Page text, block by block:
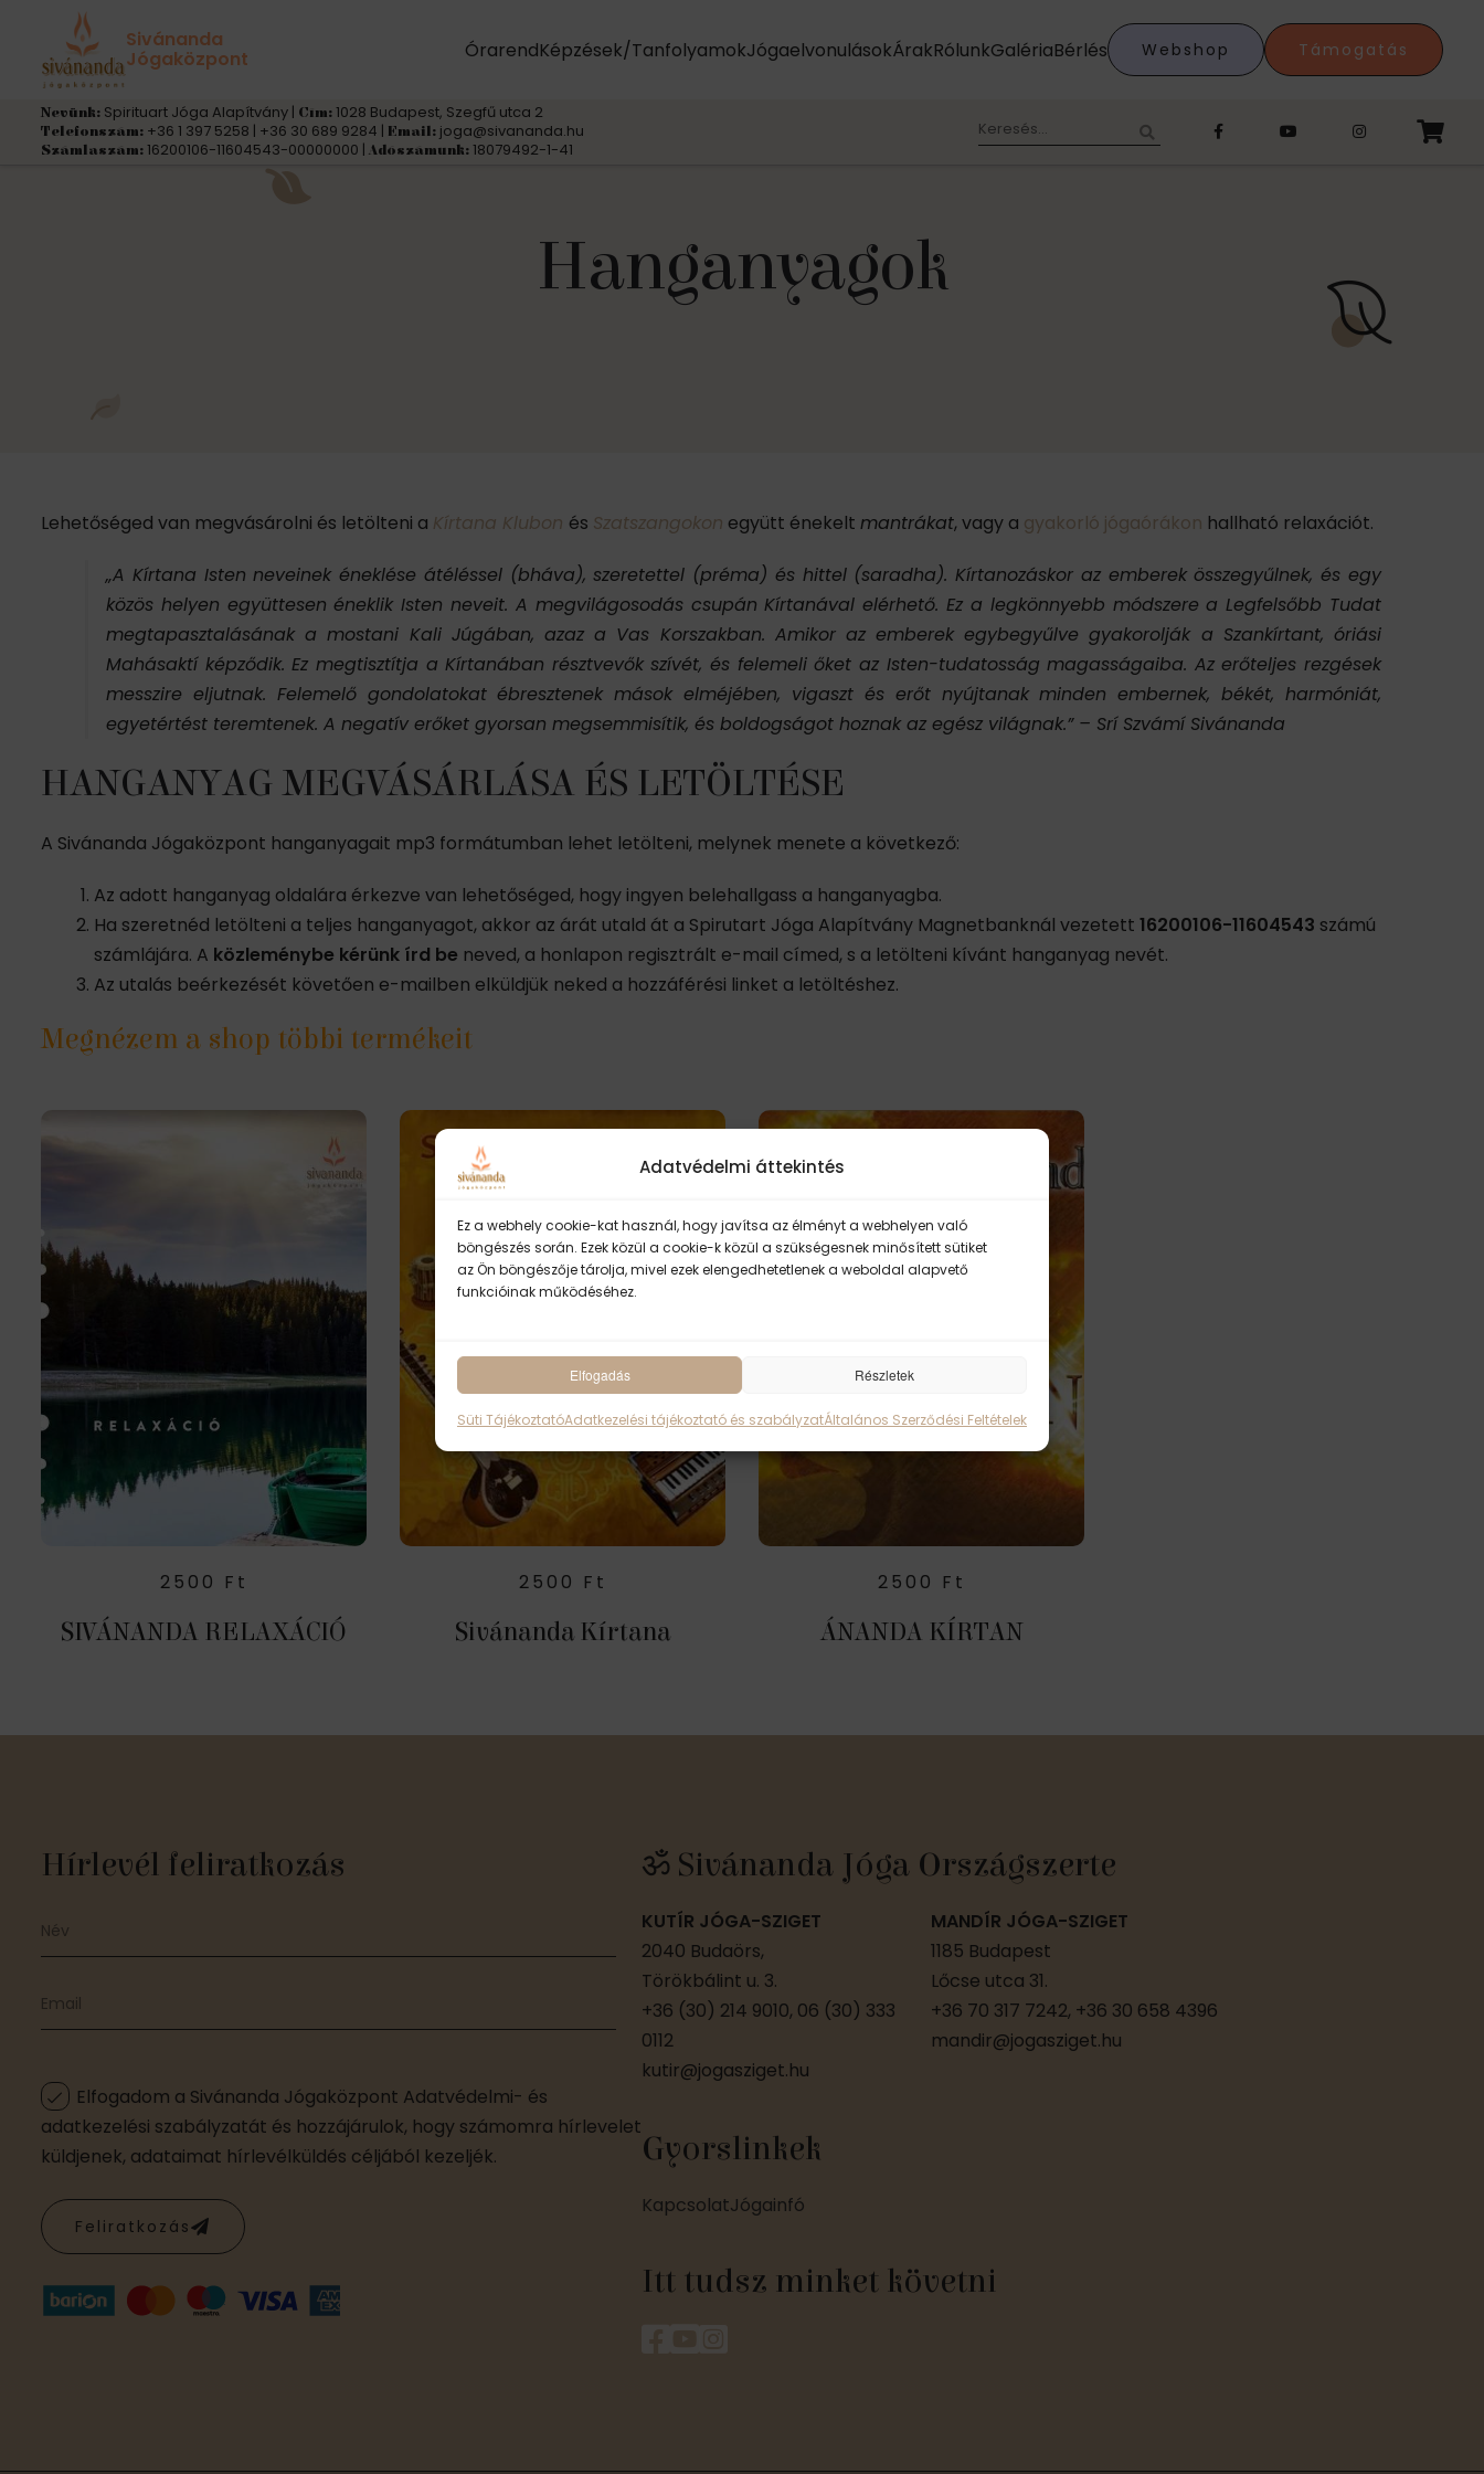
Adatvédelmi áttekintés
Ez a webhely cookie-kat használ, hogy javítsa az élményt a webhelyen való
böngészés során. Ezek közül a cookie-k közül a szükségesnek minősített sütiket
az Ön böngészője tárolja, mivel ezek elengedhetetlenek a weboldal alapvető
funkcióinak működéséhez.
Elfogadás Részletek
Süti TájékoztatóAdatkezelési tájékoztató és szabályzatÁltalános Szerződési Feltételek
Sivánanda
Jógaközpont ÓrarendKépzések/TanfolyamokJógaelvonulásokÁrakRólunkGalériaBérlés Webshop Támogatás
Nevünk: Spirituart Jóga Alapítvány | Cím: 1028 Budapest, Szegfű utca 2
Telefonszám: +36 1 397 5258 | +36 30 689 9284 | Email: joga@sivananda.hu
Számlaszám: 16200106-11604543-00000000 | Adószámunk: 18079492-1-41
Keresés:
Hanganyagok
Lehetőséged van megvásárolni és letölteni a Kírtana Klubon és Szatszangokon együtt énekelt mantrákat, vagy a gyakorló jógaórákon hallható relaxációt.
„A Kírtana Isten neveinek éneklése átéléssel (bháva), szeretettel (préma) és hittel (saradha). Kírtanozáskor az emberek összegyűlnek, és egy
közös helyen együttesen éneklik Isten neveit. A megvilágosodás csupán Kírtanával elérhető. Ez a legkönnyebb módszere a Legfelsőbb Tudat
megtapasztalásának a mostani Kali Júgában, azaz a Vas Korszakban. Amikor az emberek egybegyűlve gyakorolják a Szankírtant, óriási
Mahásaktí képződik. Ez megtisztítja a Kírtanában résztvevők szívét, és felemeli őket az Isten-tudatosság magasságaiba. Az erőteljes rezgések
messzire eljutnak. Felemelő gondolatokat ébresztenek mások elméjében, vigaszt és erőt nyújtanak minden embernek, békét, harmóniát,
egyetértést teremtenek. A negatív erőket gyorsan megsemmisítik, és boldogságot hoznak az egész világnak.” – Srí Szvámí Sivánanda
HANGANYAG MEGVÁSÁRLÁSA ÉS LETÖLTÉSE
A Sivánanda Jógaközpont hanganyagait mp3 formátumban lehet letölteni, melynek menete a következő:
Az adott hanganyag oldalára érkezve van lehetőséged, hogy ingyen belehallgass a hanganyagba.
Ha szeretnéd letölteni a teljes hanganyagot, akkor az árát utald át a Spirutart Jóga Alapítvány Magnetbanknál vezetett 16200106-11604543 számú
számlájára. A közleménybe kérünk írd be neved, a honlapon regisztrált e-mail címed, s a letölteni kívánt hanganyag nevét.
Az utalás beérkezését követően e-mailben elküldjük neked a hozzáférési linket a letöltéshez.
Megnézem a shop többi termékeit
2500 Ft
SIVÁNANDA RELAXÁCIÓ
2500 Ft
Sivánanda Kírtana
2500 Ft
ÁNANDA KÍRTAN
Hírlevél feliratkozás
Elfogadom a Sivánanda Jógaközpont Adatvédelmi- és
adatkezelési szabályzatát és hozzájárulok, hogy számomra hírlevelet
küldjenek, adataimat hírlevélküldés céljából kezeljék.
Feliratkozás
ॐ Sivánanda Jóga Országszerte
KUTÍR JÓGA-SZIGET
2040 Budaörs,
Törökbálint u. 3.
+36 (30) 214 9010, 06 (30) 333
0112
kutir@jogasziget.hu
MANDÍR JÓGA-SZIGET
1185 Budapest
Lőcse utca 31.
+36 70 317 7242, +36 30 658 4396
mandir@jogasziget.hu
Gyorslinkek
KapcsolatJógainfó
Itt tudsz minket követni